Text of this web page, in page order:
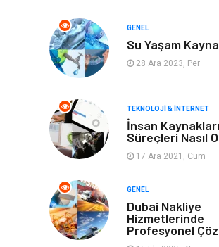
Müzik
Gayrimenkul Spor
Finans& Ekonomi
Genel Kültür Emlak
Mobilya göz sağlığı
Astroloji Sigorta
GENEL
Su Yaşam
28 Ara 2023, Per
TEKNOLOJI & İNTERNET
İnsan Kaynakları
Süreçleri Nasıl
17 Ara 2021, Cum
GENEL
Dubai Nakliye
Hizmetlerinde
Profesyonel